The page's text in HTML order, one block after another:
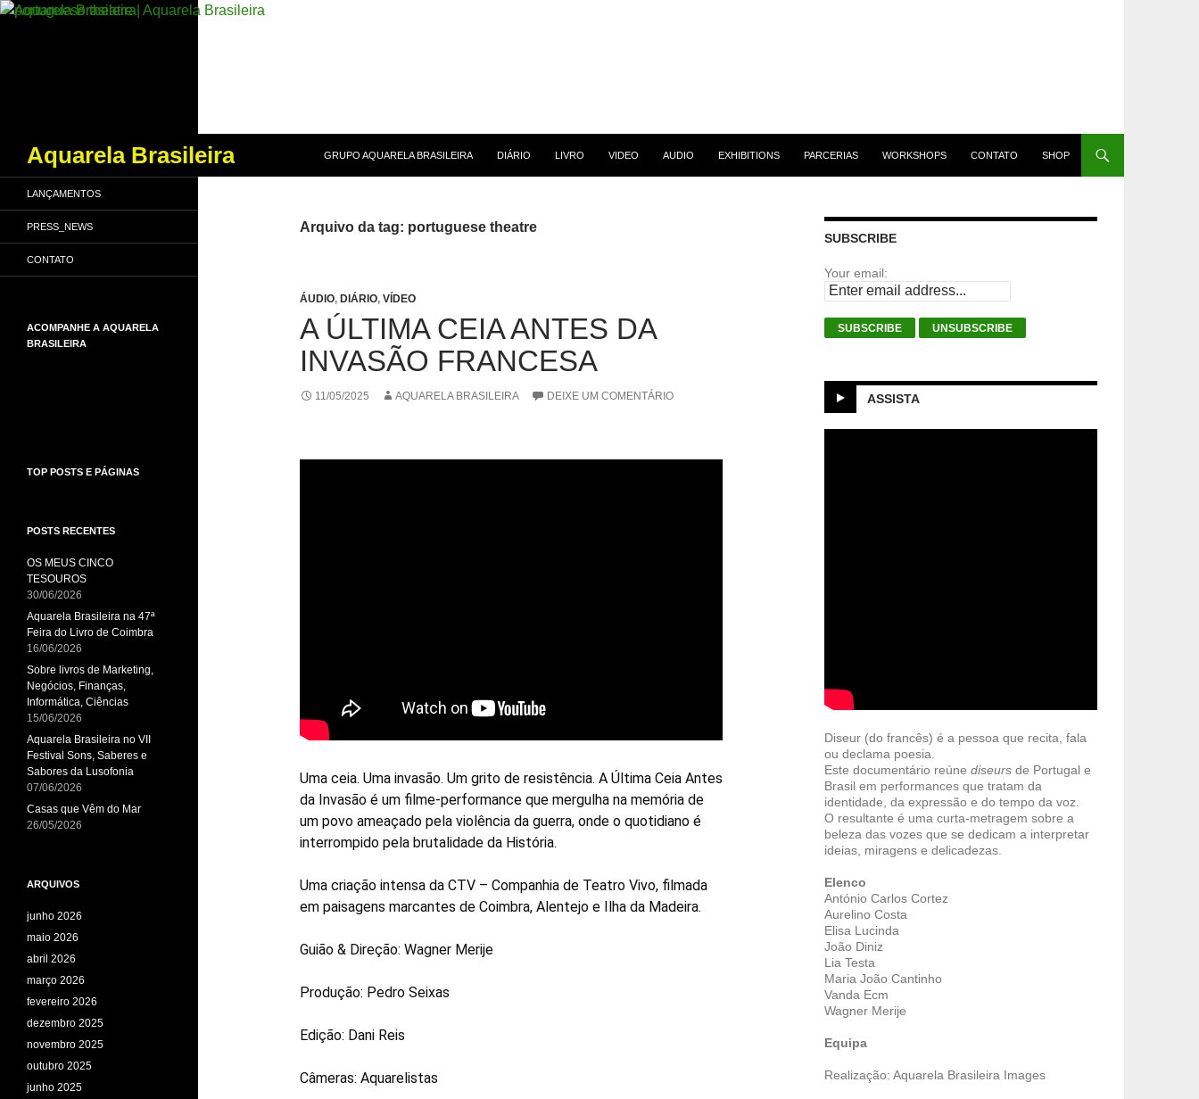
Aquarela Brasileira
GRUPO AQUARELA BRASILEIRA
DIÁRIO LIVRO VIDEO AUDIO EXHIBITIONS PARCERIAS WORKSHOPS CONTATO SHOP
Arquivo da tag: portuguese theatre
ÁUDIO, DIÁRIO, VÍDEO
A ÚLTIMA CEIA ANTES DA
INVASÃO FRANCESA
11/05/2025 AQUARELA BRASILEIRA DEIXE UM COMENTÁRIO
Uma ceia. Uma invasão. Um grito de resistência. A Última Ceia Antes
da Invasão é um filme-performance que mergulha na memória de
um povo ameaçado pela violência da guerra, onde o quotidiano é
interrompido pela brutalidade da História.
Uma criação intensa da CTV – Companhia de Teatro Vivo, filmada
em paisagens marcantes de Coimbra, Alentejo e Ilha da Madeira.
Guião & Direção: Wagner Merije
Produção: Pedro Seixas
Edição: Dani Reis
Câmeras: Aquarelistas
SUBSCRIBE
Your email:
ASSISTA
Diseur (do francês) é a pessoa que recita, fala
ou declama poesia.
Este documentário reúne diseurs de Portugal e
Brasil em performances que tratam da
identidade, da expressão e do tempo da voz.
O resultante é uma curta-metragem sobre a
beleza das vozes que se dedicam a interpretar
ideias, miragens e delicadezas.
Elenco
António Carlos Cortez
Aurelino Costa
Elisa Lucinda
João Diniz
Lia Testa
Maria João Cantinho
Vanda Ecm
Wagner Merije
Equipa
Realização: Aquarela Brasileira Images
LANÇAMENTOS
PRESS_NEWS
CONTATO
ACOMPANHE A AQUARELA
BRASILEIRA
TOP POSTS E PÁGINAS
POSTS RECENTES
OS MEUS CINCO
TESOUROS
30/06/2026
Aquarela Brasileira na 47ª
Feira do Livro de Coimbra
16/06/2026
Sobre livros de Marketing,
Negócios, Finanças,
Informática, Ciências
15/06/2026
Aquarela Brasileira no VII
Festival Sons, Saberes e
Sabores da Lusofonia
07/06/2026
Casas que Vêm do Mar
26/05/2026
ARQUIVOS
junho 2026
maio 2026
abril 2026
março 2026
fevereiro 2026
dezembro 2025
novembro 2025
outubro 2025
junho 2025